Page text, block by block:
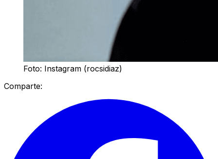
Foto: Instagram (rocsidiaz)
Comparte: